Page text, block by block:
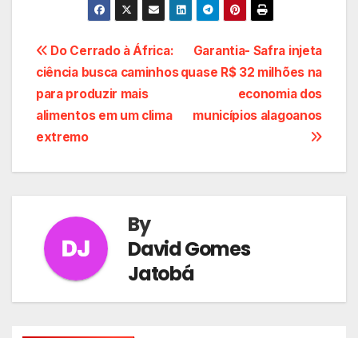
Navegação
de
Post
Garantia- Safra injeta
quase R$ 32 milhões na
economia dos
municípios alagoanos
Do Cerrado à África:
ciência busca caminhos
para produzir mais
alimentos em um clima
extremo
By
David Gomes
Jatobá